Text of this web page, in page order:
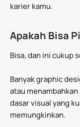
karier kamu.
Apakah Bisa
Bisa, dan ini cukup
Banyak graphic
atau menambahkan
dasar visual yang
memungkinkan.